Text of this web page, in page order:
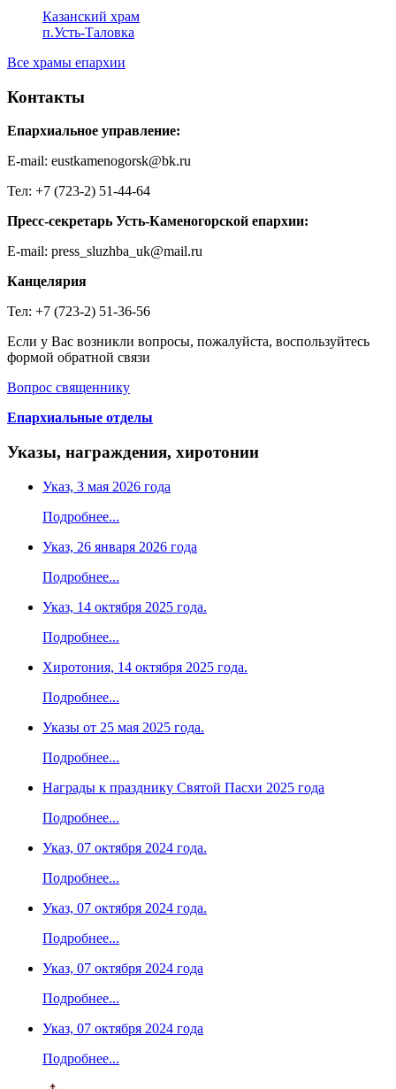
Казанский храм
п.Усть-Таловка
Все храмы епархии
Контакты
Епархиальное управление:
E-mail: eustkamenogorsk@bk.ru
Тел: +7 (723-2) 51-44-64
Пресс-секретарь Усть-Каменогорской епархии:
E-mail: press_sluzhba_uk@mail.ru
Канцелярия
Тел: +7 (723-2) 51-36-56
Если у Вас возникли вопросы, пожалуйста, воспользуйтесь
формой обратной связи
Вопрос священнику
Епархиальные отделы
Указы, награждения, хиротонии
Указ, 3 мая 2026 года
Подробнее...
Указ, 26 января 2026 года
Подробнее...
Указ, 14 октября 2025 года.
Подробнее...
Хиротония, 14 октября 2025 года.
Подробнее...
Указы от 25 мая 2025 года.
Подробнее...
Награды к празднику Святой Пасхи 2025 года
Подробнее...
Указ, 07 октября 2024 года.
Подробнее...
Указ, 07 октября 2024 года.
Подробнее...
Указ, 07 октября 2024 года
Подробнее...
Указ, 07 октября 2024 года
Подробнее...